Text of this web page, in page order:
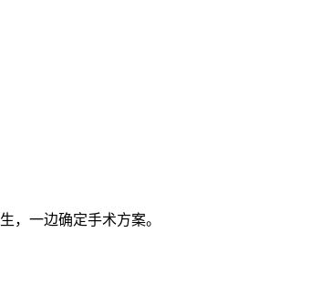
，一边确定手术方案。